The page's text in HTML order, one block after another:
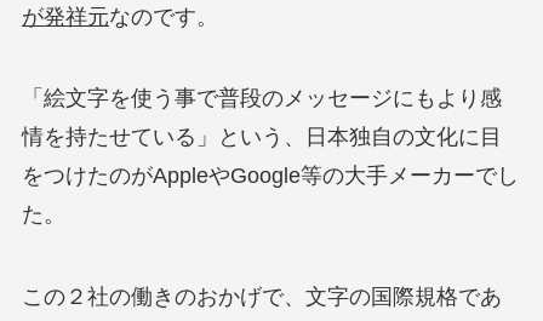
が発祥元なのです。
「絵文字を使う事で普段のメッセージにもより感
情を持たせている」という、日本独自の文化に目
をつけたのがAppleやGoogle等の大手メーカーでし
た。
この２社の働きのおかげで、文字の国際規格であ